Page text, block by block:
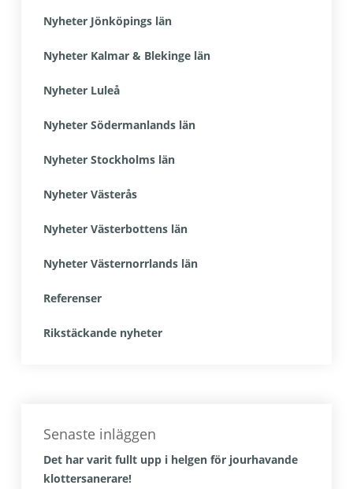
Nyheter Jönköpings län
Nyheter Kalmar & Blekinge län
Nyheter Luleå
Nyheter Södermanlands län
Nyheter Stockholms län
Nyheter Västerås
Nyheter Västerbottens län
Nyheter Västernorrlands län
Referenser
Rikstäckande nyheter
Senaste inläggen
Det har varit fullt upp i helgen för jourhavande
klottersanerare!